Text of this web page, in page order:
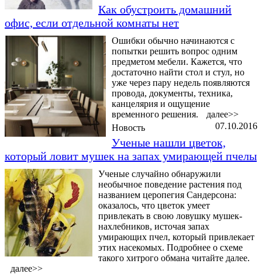
Как обустроить домашний
офис, если отдельной комнаты нет
Ошибки обычно начинаются с
попытки решить вопрос одним
предметом мебели. Кажется, что
достаточно найти стол и стул, но
уже через пару недель появляются
провода, документы, техника,
канцелярия и ощущение
временного решения.
далее>>
07.10.2016
Новость
Ученые нашли цветок,
который ловит мушек на запах умирающей пчелы
Ученые случайно обнаружили
необычное поведение растения под
названием церопегия Сандерсона:
оказалось, что цветок умеет
привлекать в свою ловушку мушек-
нахлебников, источая запах
умирающих пчел, который привлекает
этих насекомых. Подробнее о схеме
такого хитрого обмана читайте далее.
далее>>